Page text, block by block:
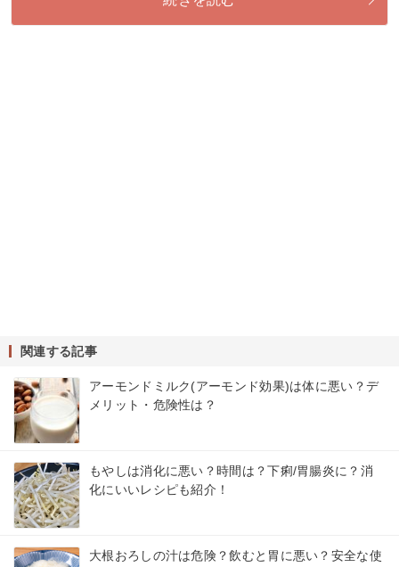
関連する記事
アーモンドミルク(アーモンド効果)は体に悪い？デ
メリット・危険性は？
もやしは消化に悪い？時間は？下痢/胃腸炎に？消
化にいいレシピも紹介！
大根おろしの汁は危険？飲むと胃に悪い？安全な使